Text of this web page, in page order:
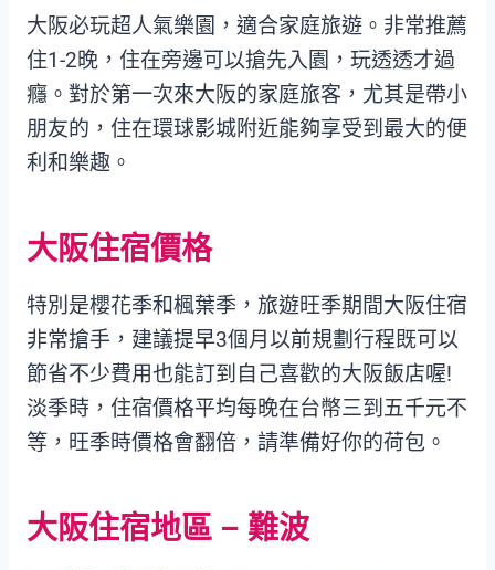
大阪必玩超人氣樂園，適合家庭旅遊。非常推薦
住1-2晚，住在旁邊可以搶先入園，玩透透才過
癮。對於第一次來大阪的家庭旅客，尤其是帶小
朋友的，住在環球影城附近能夠享受到最大的便
利和樂趣。
大阪住宿價格
特別是櫻花季和楓葉季，旅遊旺季期間大阪住宿
非常搶手，建議提早3個月以前規劃行程既可以
節省不少費用也能訂到自己喜歡的大阪飯店喔!
淡季時，住宿價格平均每晚在台幣三到五千元不
等，旺季時價格會翻倍，請準備好你的荷包。
大阪住宿地區 – 難波